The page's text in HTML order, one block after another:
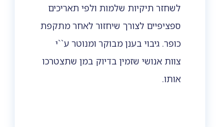
לשחזר תיקיות שלמות ולפי תאריכים
ספציפיים לצורך שיחזור לאחר מתקפת
כופר. גיבוי בענן מבוקר ומנוטר ע``י
צוות אנושי שזמין בדיוק במן שתצטרכו
אותו.